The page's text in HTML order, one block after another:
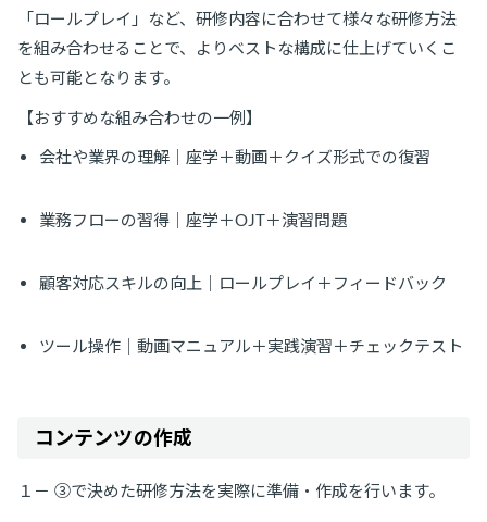
「ロールプレイ」など、研修内容に合わせて様々な研修方法
を組み合わせることで、よりベストな構成に仕上げていくこ
とも可能となります。
【おすすめな組み合わせの一例】
会社や業界の理解｜座学＋動画＋クイズ形式での復習
業務フローの習得｜座学＋OJT＋演習問題
顧客対応スキルの向上｜ロールプレイ＋フィードバック
ツール操作｜動画マニュアル＋実践演習＋チェックテスト
コンテンツの作成
１－ ③で決めた研修方法を実際に準備・作成を行います。